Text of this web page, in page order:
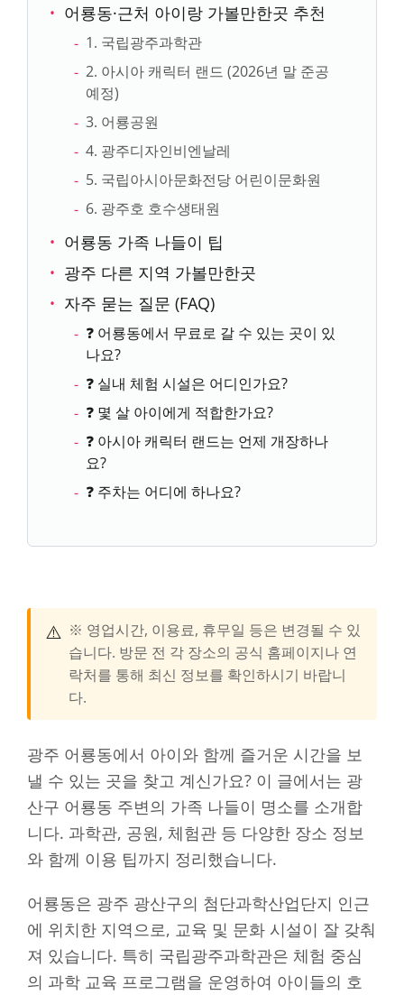
어룡동·근처 아이랑 가볼만한곳 추천
1. 국립광주과학관
2. 아시아 캐릭터 랜드 (2026년 말 준공
예정)
3. 어룡공원
4. 광주디자인비엔날레
5. 국립아시아문화전당 어린이문화원
6. 광주호 호수생태원
어룡동 가족 나들이 팁
광주 다른 지역 가볼만한곳
자주 묻는 질문 (FAQ)
❓ 어룡동에서 무료로 갈 수 있는 곳이 있
나요?
❓ 실내 체험 시설은 어디인가요?
❓ 몇 살 아이에게 적합한가요?
❓ 아시아 캐릭터 랜드는 언제 개장하나
요?
❓ 주차는 어디에 하나요?
⚠️ ※ 영업시간, 이용료, 휴무일 등은 변경될 수 있
습니다. 방문 전 각 장소의 공식 홈페이지나 연
락처를 통해 최신 정보를 확인하시기 바랍니
다.
광주 어룡동에서 아이와 함께 즐거운 시간을 보
낼 수 있는 곳을 찾고 계신가요? 이 글에서는 광
산구 어룡동 주변의 가족 나들이 명소를 소개합
니다. 과학관, 공원, 체험관 등 다양한 장소 정보
와 함께 이용 팁까지 정리했습니다.
어룡동은 광주 광산구의 첨단과학산업단지 인근
에 위치한 지역으로, 교육 및 문화 시설이 잘 갖춰
져 있습니다. 특히 국립광주과학관은 체험 중심
의 과학 교육 프로그램을 운영하여 아이들의 호